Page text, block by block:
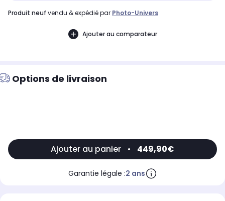
produit neuf vendu & expédié par Photo-Univers
Ajouter au comparateur
Options de livraison
Ajouter au panier • 449,90€
Garantie légale :2 ans